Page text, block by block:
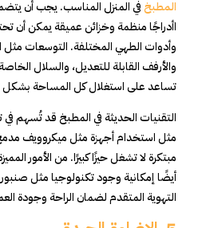
المطبخفي المنزل المناسب. يجب أن
اأدراجًا منظمة وخزائن عميقة يمكن أن
وأدوات الطهي المختلفة. التوسعات مثل
والأرفف القابلة للتعديل، والسلال
تساعد على استغلال كل المساحة
التقنيات الحديثة في المطبخ قد تُسهم في
مثل استخدام أجهزة مثل ميكروويف
مبتكرة لا تشغل حيزًا كبيرًا. من الأمور
أيضًا إمكانية وجود تكنولوجيا مثل صنبور
التهوية المتقدم لضمان الراحة وجودة